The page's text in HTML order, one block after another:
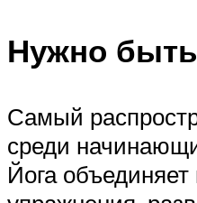
Нужно
Самый
среди
Йога объединяет